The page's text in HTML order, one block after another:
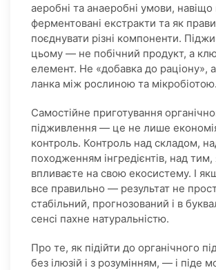
аеробні та анаеробні умови, навіщо
ферментовані екстракти та як
поєднувати різні компоненти.
цьому — не побічний продукт, а
елемент. Не «добавка до раціону»,
ланка між рослиною та мікробіотою.
Самостійне приготування
підживлення — це не лише
контроль. Контроль над складом,
походженням інгредієнтів, над
впливаєте на свою екосистему. І
все правильно — результат не
стабільний, прогнозований і в
сенсі пахне натуральністю.
Про те, як підійти до органічного
без ілюзій і з розумінням, — і піде